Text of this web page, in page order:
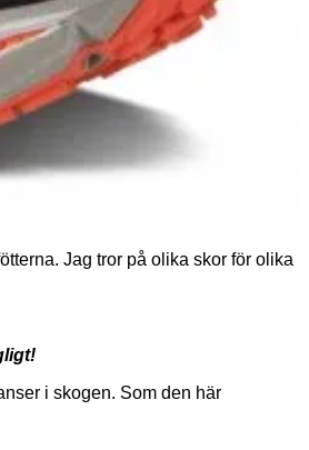
Jag tror på olika skor för olika
i skogen. Som den här